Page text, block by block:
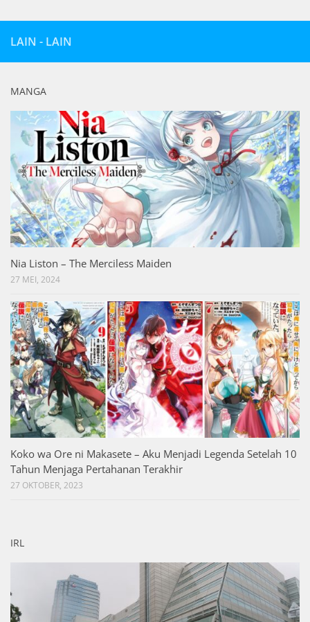
LAIN - LAIN
MANGA
Nia Liston – The Merciless Maiden
27 MEI, 2024
Koko wa Ore ni Makasete – Aku Menjadi Legenda Setelah 10
Tahun Menjaga Pertahanan Terakhir
27 OKTOBER, 2023
IRL